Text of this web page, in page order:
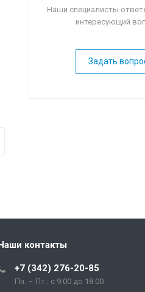
Наши специалисты
интересующий
Задать
Наши контакты
+7 (342) 276-20-85
Пн. – Пт.: с 9:00 до 18:00